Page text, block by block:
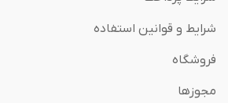
شرایط و قوانین استفاده
فروشگاه
مجوزها